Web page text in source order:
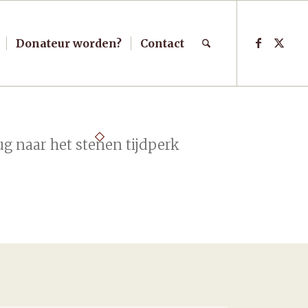
Donateur worden? Contact
naar het stenen tijdperk